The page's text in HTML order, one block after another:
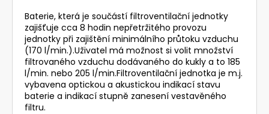
Baterie, která je součástí filtroventilační jednotky
zajišťuje cca 8 hodin nepřetržitého provozu
jednotky při zajištění minimálního průtoku vzduchu
(170 l/min.).Uživatel má možnost si volit množství
filtrovaného vzduchu dodávaného do kukly a to 185
l/min. nebo 205 l/min.Filtroventilační jednotka je m.j.
vybavena optickou a akustickou indikací stavu
baterie a indikací stupně zanesení vestavěného
filtru.